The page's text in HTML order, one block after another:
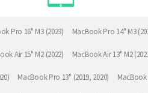
Pro 16" M3 (2023) MacBook Pro 14" M3
Air 15" M2 (2022) MacBook Air 13" M2
MacBook Pro 13" (2019, 2020) MacBook